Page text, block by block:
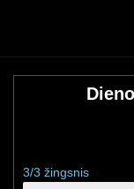
3/3 žingsnis